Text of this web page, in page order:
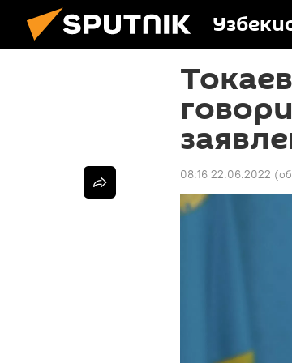
08:16 22.06.2022